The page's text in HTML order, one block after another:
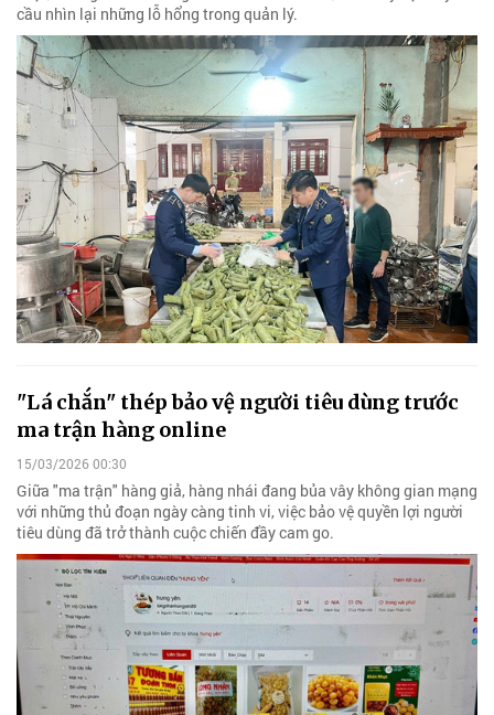
cầu nhìn lại những lỗ hổng trong quản lý.
"Lá chắn" thép bảo vệ người tiêu dùng trước
ma trận hàng online
15/03/2026 00:30
Giữa "ma trận" hàng giả, hàng nhái đang bủa vây không gian mạng
với những thủ đoạn ngày càng tinh vi, việc bảo vệ quyền lợi người
tiêu dùng đã trở thành cuộc chiến đầy cam go.